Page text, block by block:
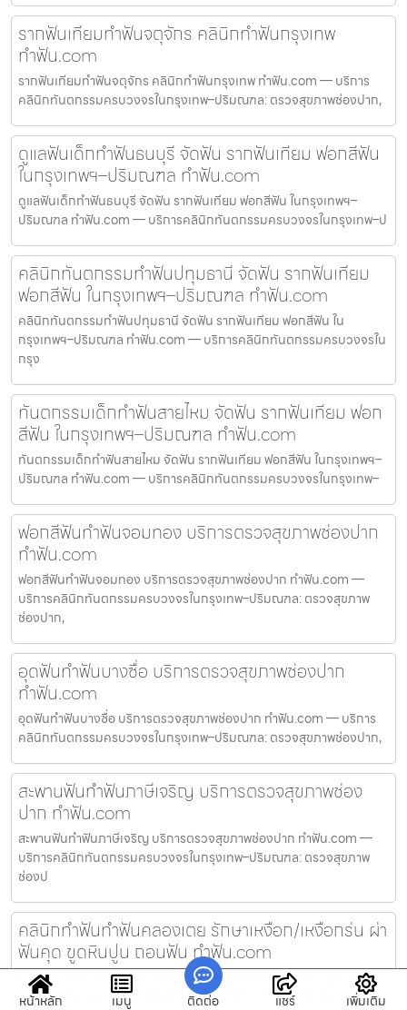
รากฟันเทียมทำฟันจตุจักร คลินิกทำฟันกรุงเทพ
ทำฟัน.com
รากฟันเทียมทำฟันจตุจักร คลินิกทำฟันกรุงเทพ ทำฟัน.com — บริการ
คลินิกทันตกรรมครบวงจรในกรุงเทพ–ปริมณฑล: ตรวจสุขภาพช่องปาก,
ดูแลฟันเด็กทำฟันธนบุรี จัดฟัน รากฟันเทียม ฟอกสีฟัน
ในกรุงเทพฯ–ปริมณฑล ทำฟัน.com
ดูแลฟันเด็กทำฟันธนบุรี จัดฟัน รากฟันเทียม ฟอกสีฟัน ในกรุงเทพฯ–
ปริมณฑล ทำฟัน.com — บริการคลินิกทันตกรรมครบวงจรในกรุงเทพ–ป
คลินิกทันตกรรมทำฟันปทุมธานี จัดฟัน รากฟันเทียม
ฟอกสีฟัน ในกรุงเทพฯ–ปริมณฑล ทำฟัน.com
คลินิกทันตกรรมทำฟันปทุมธานี จัดฟัน รากฟันเทียม ฟอกสีฟัน ใน
กรุงเทพฯ–ปริมณฑล ทำฟัน.com — บริการคลินิกทันตกรรมครบวงจรใน
กรุง
ทันตกรรมเด็กทำฟันสายไหม จัดฟัน รากฟันเทียม ฟอก
สีฟัน ในกรุงเทพฯ–ปริมณฑล ทำฟัน.com
ทันตกรรมเด็กทำฟันสายไหม จัดฟัน รากฟันเทียม ฟอกสีฟัน ในกรุงเทพฯ–
ปริมณฑล ทำฟัน.com — บริการคลินิกทันตกรรมครบวงจรในกรุงเทพ–
ฟอกสีฟันทำฟันจอมทอง บริการตรวจสุขภาพช่องปาก
ทำฟัน.com
ฟอกสีฟันทำฟันจอมทอง บริการตรวจสุขภาพช่องปาก ทำฟัน.com —
บริการคลินิกทันตกรรมครบวงจรในกรุงเทพ–ปริมณฑล: ตรวจสุขภาพ
ช่องปาก,
อุดฟันทำฟันบางซื่อ บริการตรวจสุขภาพช่องปาก
ทำฟัน.com
อุดฟันทำฟันบางซื่อ บริการตรวจสุขภาพช่องปาก ทำฟัน.com — บริการ
คลินิกทันตกรรมครบวงจรในกรุงเทพ–ปริมณฑล: ตรวจสุขภาพช่องปาก,
สะพานฟันทำฟันภาษีเจริญ บริการตรวจสุขภาพช่อง
ปาก ทำฟัน.com
สะพานฟันทำฟันภาษีเจริญ บริการตรวจสุขภาพช่องปาก ทำฟัน.com —
บริการคลินิกทันตกรรมครบวงจรในกรุงเทพ–ปริมณฑล: ตรวจสุขภาพ
ช่องป
คลินิกทำฟันทำฟันคลองเตย รักษาเหงือก/เหงือกร่น ผ่า
ฟันคุด ขูดหินปูน ถอนฟัน ทำฟัน.com
คลินิกทำฟันทำฟันคลองเตย รักษาเหงือก/เหงือกร่น ผ่าฟันคุด ขูดหินปูน
ถอนฟัน ทำฟัน.com — บริการคลินิกทันตกรรมครบวงจรในกรุงเท
หน้าหลัก เมนู ติดต่อ แชร์ เพิ่มเติม